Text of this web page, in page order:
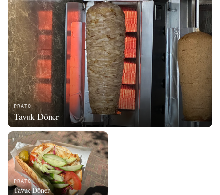
PRATO
Tavuk Döner
PRATO
Tavuk Döner